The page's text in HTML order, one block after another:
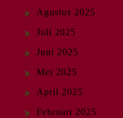
Agustus 2025
Juli 2025
Juni 2025
Mei 2025
April 2025
Februari 2025